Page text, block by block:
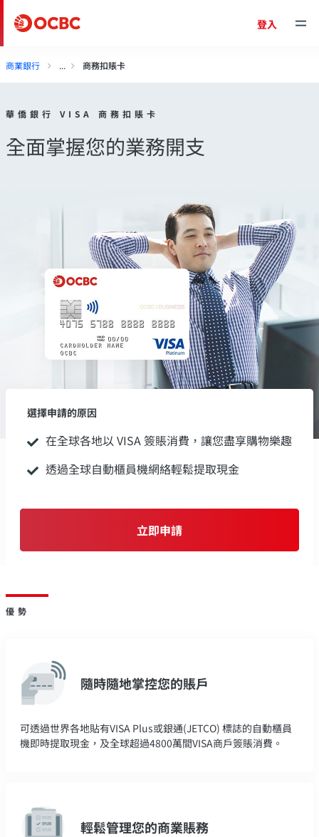
登入
商業銀行 商務扣賬卡
華僑銀行 VISA 商務扣賬卡
全面掌握您的業務開支
選擇申請的原因
在全球各地以 VISA 簽賬消費，讓您盡享購物樂趣
透過全球自動櫃員機網絡輕鬆提取現金
立即申請
優勢
隨時隨地掌控您的賬戶
可透過世界各地貼有VISA Plus或銀通(JETCO) 標誌的自動櫃員
機即時提取現金，及全球超過4800萬間VISA商戶簽賬消費。
輕鬆管理您的商業賬務